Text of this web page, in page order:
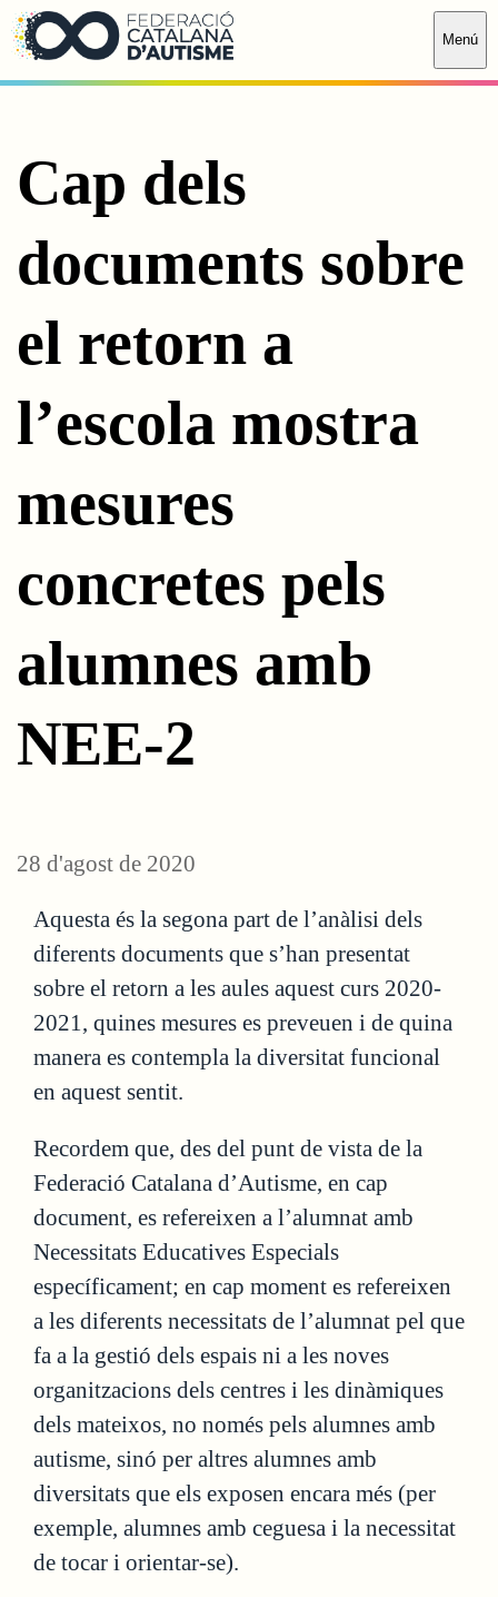
Saltar al contingut principal
Menú
Cap dels
documents sobre
el retorn a
l’escola mostra
mesures
concretes pels
alumnes amb
NEE-2
28 d'agost de 2020
Aquesta és la segona part de l’anàlisi dels
diferents documents que s’han presentat
sobre el retorn a les aules aquest curs 2020-
2021, quines mesures es preveuen i de quina
manera es contempla la diversitat funcional
en aquest sentit.
Recordem que, des del punt de vista de la
Federació Catalana d’Autisme, en cap
document, es refereixen a l’alumnat amb
Necessitats Educatives Especials
específicament; en cap moment es refereixen
a les diferents necessitats de l’alumnat pel que
fa a la gestió dels espais ni a les noves
organitzacions dels centres i les dinàmiques
dels mateixos, no només pels alumnes amb
autisme, sinó per altres alumnes amb
diversitats que els exposen encara més (per
exemple, alumnes amb ceguesa i la necessitat
de tocar i orientar-se).